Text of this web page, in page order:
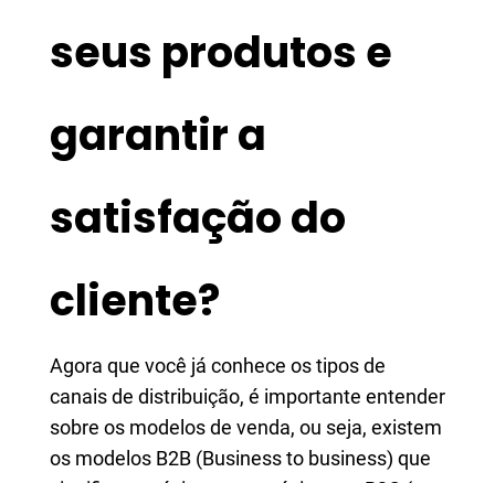
seus produtos e
garantir a
satisfação do
cliente?
Agora que você já conhece os tipos de
canais de distribuição, é importante entender
sobre os modelos de venda, ou seja, existem
os modelos B2B (Business to business) que